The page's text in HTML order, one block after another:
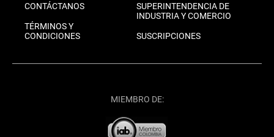
CONTÁCTANOS
TÉRMINOS Y
CONDICIONES
SUPERINTENDENCIA DE
INDUSTRIA Y COMERCIO
SUSCRIPCIONES
MIEMBRO DE: